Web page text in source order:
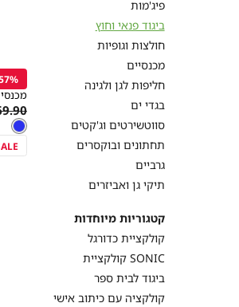
פיג'מות
ביגוד פנאי וחוץ
חולצות וגופיות
מכנסיים
חליפות לגן ולגינה
בגדי ים
סווטשירטים וג'קטים
תחתונים ובוקסרים
גרביים
תיקי גן ואביזרים
קטגוריות מיוחדות
קולקציית כדורגל
קולקציית SONIC
ביגוד לבית ספר
קולקציה עם כיתוב אישי
Color
כחול
לסל
57%
Price
₪
צבע
כחול
כחול